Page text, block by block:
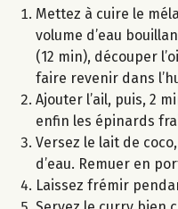
Mettez à cuire le
volume d’eau
(12 min), découper
faire revenir dans
Ajouter l’ail, puis, 2
enfin les épinards
Versez le lait de
d’eau. Remuer en
Laissez frémir